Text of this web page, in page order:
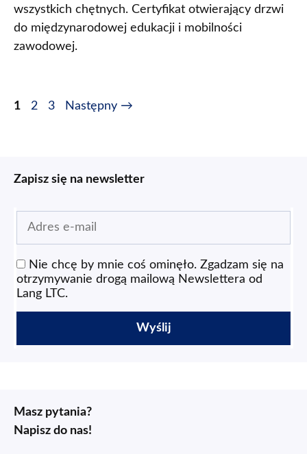
wszystkich chętnych. Certyfikat otwierający drzwi
do międzynarodowej edukacji i mobilności
zawodowej.
1 2 3 Następny →
Zapisz się na newsletter
Nie chcę by mnie coś ominęło. Zgadzam się na
otrzymywanie drogą mailową Newslettera od
Lang LTC.
Masz pytania?
Napisz do nas!